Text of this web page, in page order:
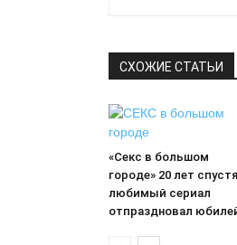
СХОЖИЕ СТАТЬИ
«Секс в большом
городе» 20 лет
любимый сериал
отпраздновал